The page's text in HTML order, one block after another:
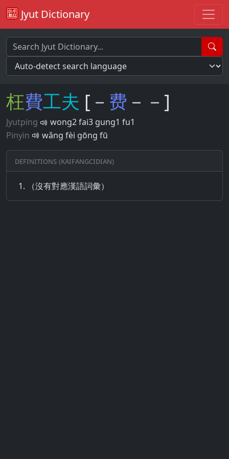
Jyut Dictionary
枉費工夫 [－ 费 －－]
Jyutping
wong2 fai3 gung1 fu1
Pinyin
wǎng fèi gōng fū
Definitions (Kaifangcidian)
（沒有對應漢語詞彙）